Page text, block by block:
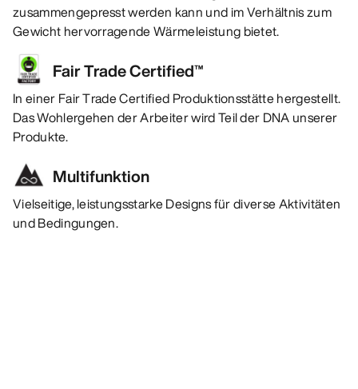
zusammengepresst werden kann und im Verhältnis zum
Gewicht hervorragende Wärmeleistung bietet.
Fair Trade Certified™
In einer Fair Trade Certified Produktionsstätte hergestellt.
Das Wohlergehen der Arbeiter wird Teil der DNA unserer
Produkte.
Multifunktion
Vielseitige, leistungsstarke Designs für diverse Aktivitäten
und Bedingungen.